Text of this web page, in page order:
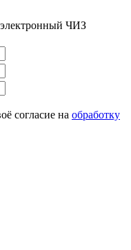
ЧИЗ
согласие на обработку